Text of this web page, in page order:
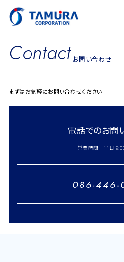
Contact お問い合わせ
まずはお気軽にお問い合わせください
電話でのお問
営業時間 平日
086-446-